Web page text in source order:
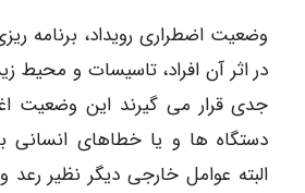
وضعیت اضطراری رویداد، برنامه
در اثر آن افراد، تاسیسات و
جدی قرار می گیرند این وضعیت
دستگاه ها و یا خطاهای انسانی
البته عوامل خارجی دیگر نظیر رعد